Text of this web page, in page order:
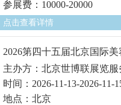
参展费：10000-20000
点击查看详情
2026第四十五届北京国际
主办方：北京世博联展览服
时间：2026-11-13-2026-11-
地点：北京